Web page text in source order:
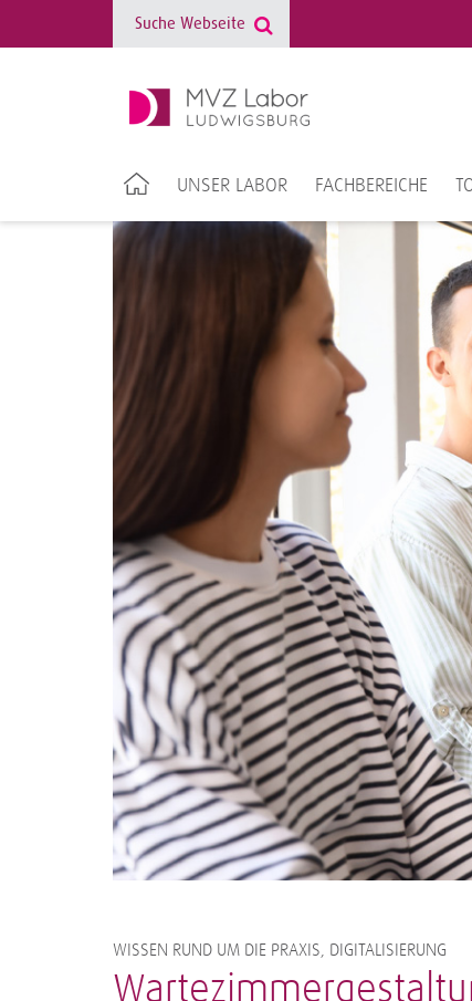
UNSER LABOR FACHBEREICHE
WISSEN RUND UM DIE PRAXIS, DIGITALISIERUNG